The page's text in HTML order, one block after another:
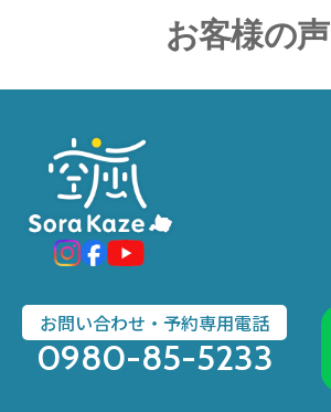
お客様の声
お問い合わせ・予約専用電話
0980-85-5233